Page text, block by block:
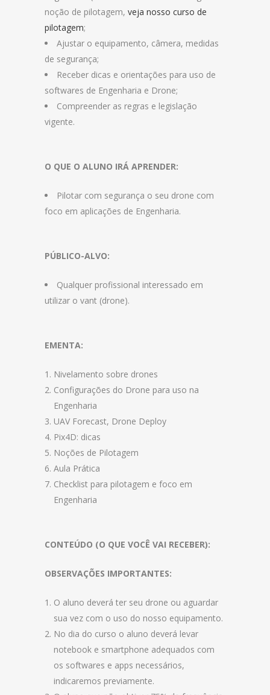
noção de pilotagem, veja nosso curso de
pilotagem;
Ajustar o equipamento, câmera, medidas
de segurança;
Receber dicas e orientações para uso de
softwares de Engenharia e Drone;
Compreender as regras e legislação
vigente.
O QUE O ALUNO IRÁ APRENDER:
Pilotar com segurança o seu drone com
foco em aplicações de Engenharia.
PÚBLICO-ALVO:
Qualquer profissional interessado em
utilizar o vant (drone).
EMENTA:
Nivelamento sobre drones
Configurações do Drone para uso na
Engenharia
UAV Forecast, Drone Deploy
Pix4D: dicas
Noções de Pilotagem
Aula Prática
Checklist para pilotagem e foco em
Engenharia
CONTEÚDO (O QUE VOCÊ VAI RECEBER):
OBSERVAÇÕES IMPORTANTES:
O aluno deverá ter seu drone ou aguardar
sua vez com o uso do nosso equipamento.
No dia do curso o aluno deverá levar
notebook e smartphone adequados com
os softwares e apps necessários,
indicaremos previamente.